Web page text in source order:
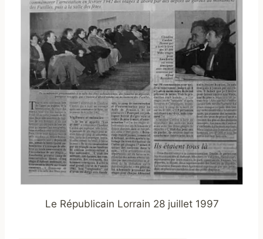
Le Républicain Lorrain 28 juillet 1997